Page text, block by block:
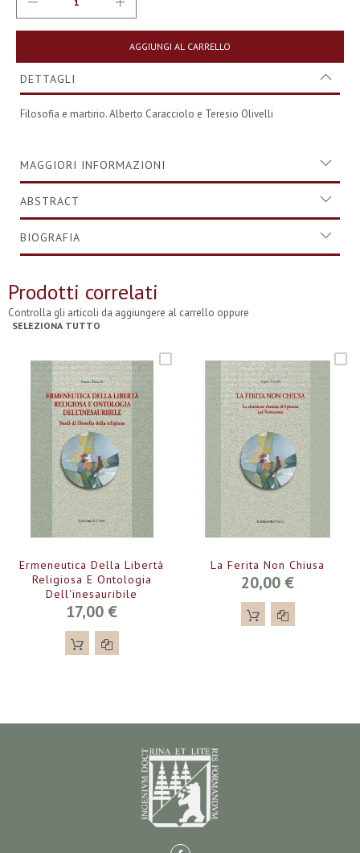
AGGIUNGI AL CARRELLO
DETTAGLI
Filosofia e martirio. Alberto Caracciolo e Teresio Olivelli
MAGGIORI INFORMAZIONI
ABSTRACT
BIOGRAFIA
Prodotti correlati
Controlla gli articoli da aggiungere al carrello oppure
SELEZIONA TUTTO
Ermeneutica Della Libertà
Religiosa E Ontologia
Dell'inesauribile
17,00 €
La Ferita Non Chiusa
20,00 €